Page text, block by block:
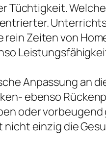
Tüchtigkeit.
Zeiten von
Anpassung an
ebenso
oder vorbeugend
einzig die